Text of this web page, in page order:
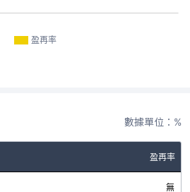
盈再率
數據單位：%
盈再率
無